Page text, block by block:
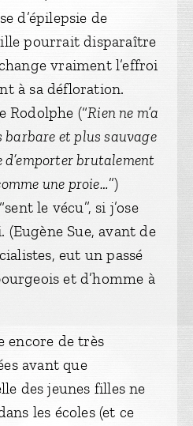
d’épilepsie de
pourrait disparaître
vraiment l’effroi
à sa défloration.
Rodolphe (“Rien ne m’a
et plus sauvage
brutalement
une proie…”)
le vécu”, si j’ose
Sue, avant de
eut un passé
et d’homme à
encore de très
avant que
des jeunes filles ne
les écoles (et ce